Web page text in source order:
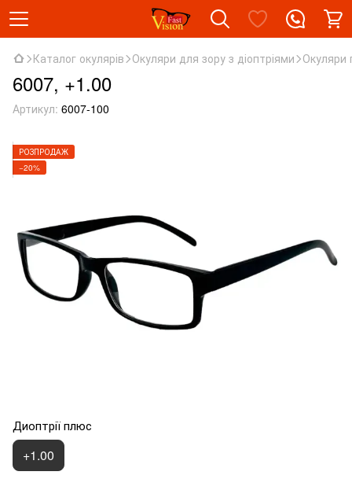
Каталог окулярів Окуляри для зору з діоптріями Окуляри
6007, +1.00
Артикул: 6007-100
РОЗПРОДАЖ
−20%
Диоптрії плюс
+1.00